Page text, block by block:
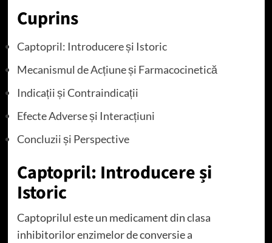
Cuprins
Captopril: Introducere și Istoric
Mecanismul de Acțiune și Farmacocinetică
Indicații și Contraindicații
Efecte Adverse și Interacțiuni
Concluzii și Perspective
Captopril: Introducere și
Istoric
Captoprilul este un medicament din clasa
inhibitorilor enzimelor de conversie a